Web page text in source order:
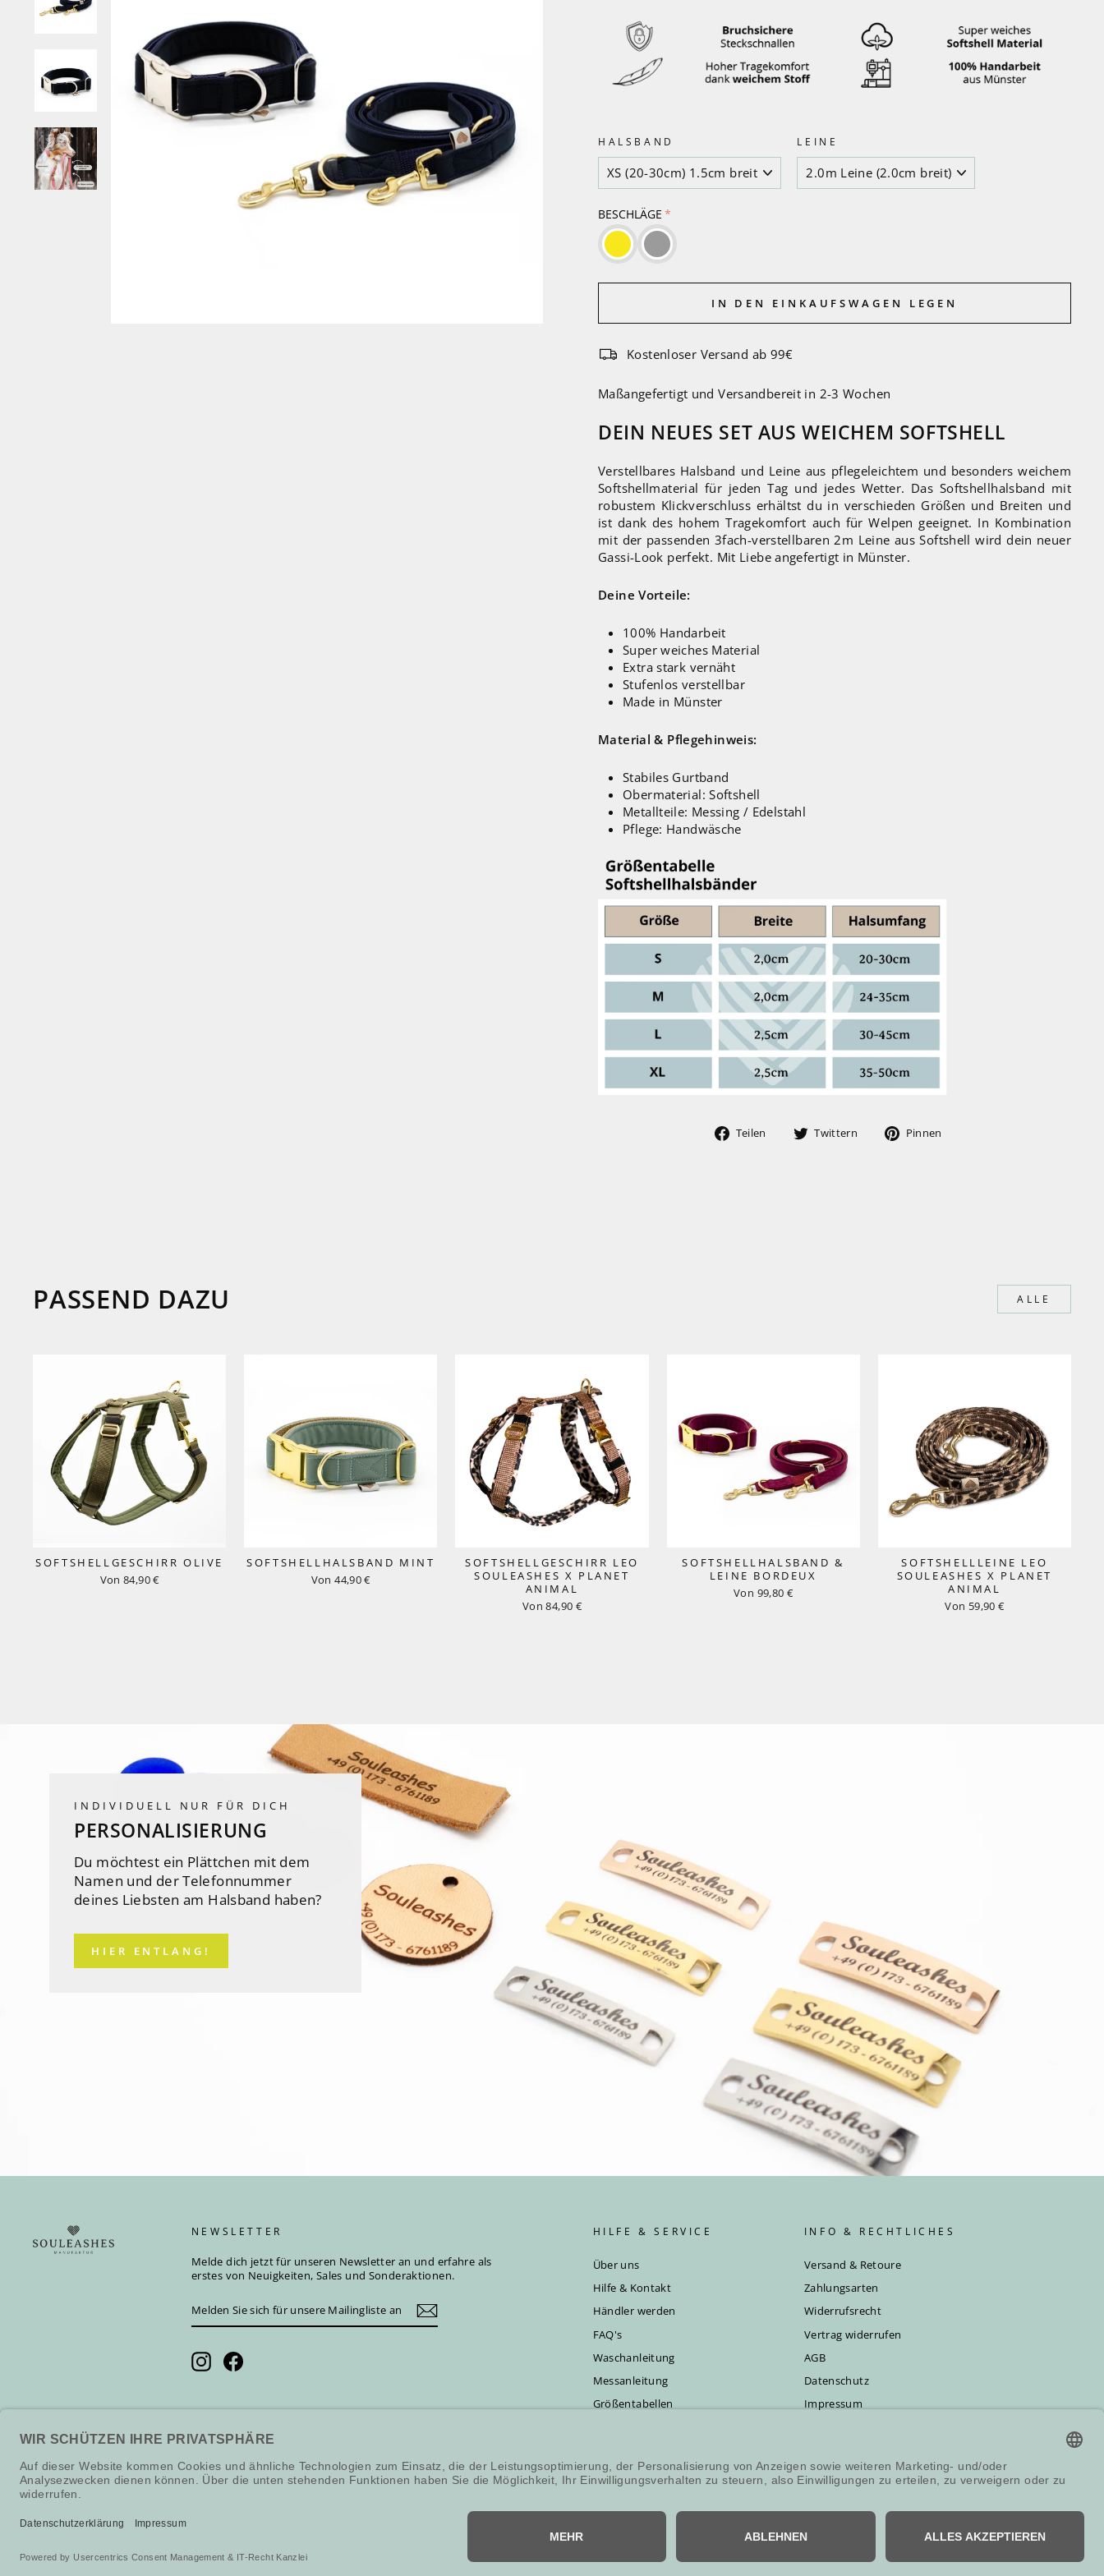
HALSBAND LEINE
BESCHLÄGE
IN DEN EINKAUFSWAGEN LEGEN
Kostenloser Versand ab 99€
Maßangefertigt und Versandbereit in 2-3 Wochen
DEIN NEUES SET AUS WEICHEM SOFTSHELL
Verstellbares Halsband und Leine aus pflegeleichtem und besonders weichem
Softshellmaterial für jeden Tag und jedes Wetter. Das Softshellhalsband mit
robustem Klickverschluss erhältst du in verschieden Größen und Breiten und
ist dank des hohem Tragekomfort auch für Welpen geeignet. In Kombination
mit der passenden 3fach-verstellbaren 2m Leine aus Softshell wird dein neuer
Gassi-Look perfekt. Mit Liebe angefertigt in Münster.
Deine Vorteile:
100% Handarbeit
Super weiches Material
Extra stark vernäht
Stufenlos verstellbar
Made in Münster
Material & Pflegehinweis:
Stabiles Gurtband
Obermaterial: Softshell
Metallteile: Messing / Edelstahl
Pflege: Handwäsche
Teilen
Auf
Twittern
Auf
Pinnen
PASSEND DAZU ALLE
SOFTSHELLGESCHIRR OLIVE
Von 84,90 €
SOFTSHELLHALSBAND MINT
Von 44,90 €
SOFTSHELLGESCHIRR LEO
SOULEASHES X PLANET
ANIMAL
Von 84,90 €
SOFTSHELLHALSBAND &
LEINE BORDEUX
Von 99,80 €
SOFTSHELLLEINE LEO
SOULEASHES X PLANET
ANIMAL
Von 59,90 €
INDIVIDUELL NUR FÜR DICH
PERSONALISIERUNG
Du möchtest ein Plättchen mit dem
Namen und der Telefonnummer
deines Liebsten am Halsband haben?
HIER ENTLANG!
NEWSLETTER
Melde dich jetzt für unseren Newsletter an und erfahre als
erstes von Neuigkeiten, Sales und Sonderaktionen.
SIE
SICH
MAILINGLISTE
AN
InstagramFacebook
HILFE & SERVICE
Über uns
Hilfe & Kontakt
Händler werden
FAQ's
Waschanleitung
Messanleitung
Größentabellen
INFO & RECHTLICHES
Versand & Retoure
Zahlungsarten
Widerrufsrecht
Vertrag widerrufen
AGB
Datenschutz
Impressum